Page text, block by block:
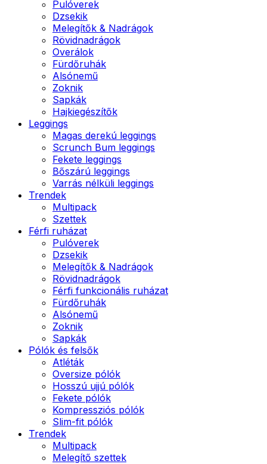
Pulóverek
Dzsekik
Melegítők & Nadrágok
Rövidnadrágok
Overálok
Fürdőruhák
Alsónemű
Zoknik
Sapkák
Hajkiegészítők
Leggings
Magas derekú leggings
Scrunch Bum leggings
Fekete leggings
Bőszárú leggings
Varrás nélküli leggings
Trendek
Multipack
Szettek
Férfi ruházat
Pulóverek
Dzsekik
Melegítők & Nadrágok
Rövidnadrágok
Férfi funkcionális ruházat
Fürdőruhák
Alsónemű
Zoknik
Sapkák
Pólók és felsők
Atléták
Oversize pólók
Hosszú ujjú pólók
Fekete pólók
Kompressziós pólók
Slim-fit pólók
Trendek
Multipack
Melegítő szettek